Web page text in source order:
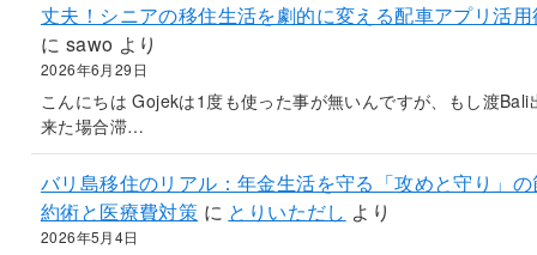
丈夫！シニアの移住生活を劇的に変える配車アプリ活用
に sawo より
2026年6月29日
こんにちは Gojekは1度も使った事が無いんですが、もし渡Bali
来た場合滞…
バリ島移住のリアル：年金生活を守る「攻めと守り」の
約術と医療費対策 に とりいただし より
2026年5月4日